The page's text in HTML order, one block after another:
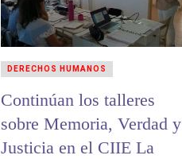
Continúan los talleres
sobre Memoria, Verdad y
Justicia en el CIIE La
DERECHOS HUMANOS